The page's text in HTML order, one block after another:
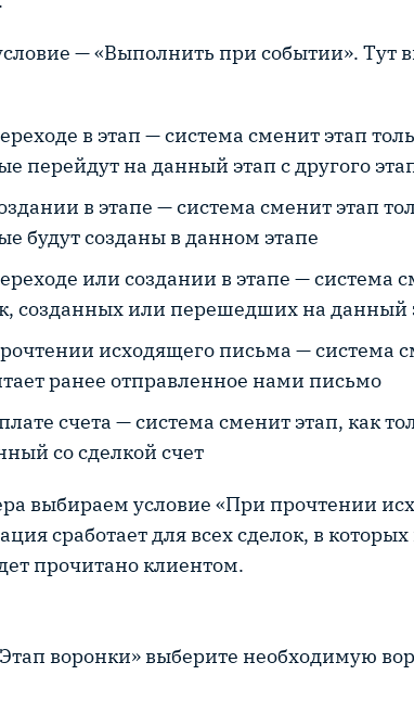
— «Выполнить при событии». Тут
в этап — система сменит этап
перейдут на данный этап с другого
в этапе — система сменит этап
будут созданы в данном этапе
или создании в этапе — система
созданных или перешедших на данный
исходящего письма — система
ранее отправленное нами письмо
счета — система сменит этап, как
со сделкой счет
выбираем условие «При прочтении
сработает для всех сделок, в
прочитано клиентом.
воронки» выберите необходимую